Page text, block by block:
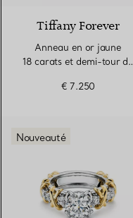
Tiffany Forever
Anneau en or jaune
18 carats et demi-tour de
€ 7.250
Nouveauté